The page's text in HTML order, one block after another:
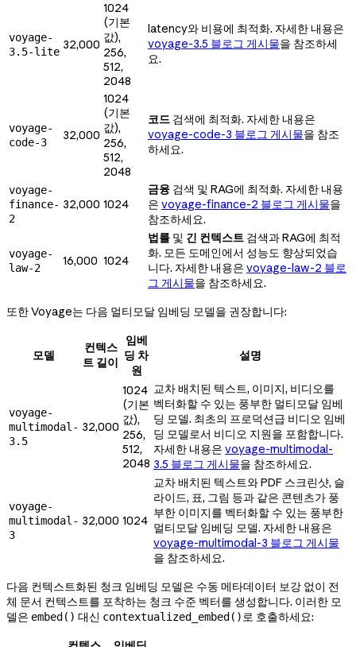
voyage-
3.5-lite 32,000
1024
(기본
값),
256,
512,
2048
latency와 비용에 최적화. 자세한 내용은
voyage-3.5 블로그 게시물을 참조하세
요.
voyage-
code-3
32,000
1024
(기본
값),
256,
512,
2048
코드 검색에 최적화. 자세한 내용은
voyage-code-3 블로그 게시물을 참조
하세요.
voyage-
finance-
2
32,000 1024
금융 검색 및 RAG에 최적화. 자세한 내용
은 voyage-finance-2 블로그 게시물을
참조하세요.
voyage-
law-2
16,000 1024
법률 및 긴 컨텍스트 검색과 RAG에 최적
화. 모든 도메인에서 성능도 향상되었습
니다. 자세한 내용은 voyage-law-2 블로
그 게시물을 참조하세요.
또한 Voyage는 다음 멀티모달 임베딩 모델을 권장합니다:
모델
컨텍스
트 길이
임베
딩 차
원
설명
voyage-
multimodal-
3.5
32,000
1024
(기본
값),
256,
512,
2048
교차 배치된 텍스트, 이미지, 비디오를
벡터화할 수 있는 풍부한 멀티모달 임베
딩 모델. 최초의 프로덕션급 비디오 임베
딩 모델로서 비디오 지원을 포함합니다.
자세한 내용은 voyage-multimodal-
3.5 블로그 게시물을 참조하세요.
voyage-
multimodal-
3
32,000 1024
교차 배치된 텍스트와 PDF 스크린샷, 슬
라이드, 표, 그림 등과 같은 콘텐츠가 풍
부한 이미지를 벡터화할 수 있는 풍부한
멀티모달 임베딩 모델. 자세한 내용은
voyage-multimodal-3 블로그 게시물
을 참조하세요.
다음 컨텍스트화된 청크 임베딩 모델은 수동 메타데이터 보강 없이 전
체 문서 컨텍스트를 포착하는 청크 수준 벡터를 생성합니다. 이러한 모
델은 embed() 대신 contextualized_embed()로 호출하세요: